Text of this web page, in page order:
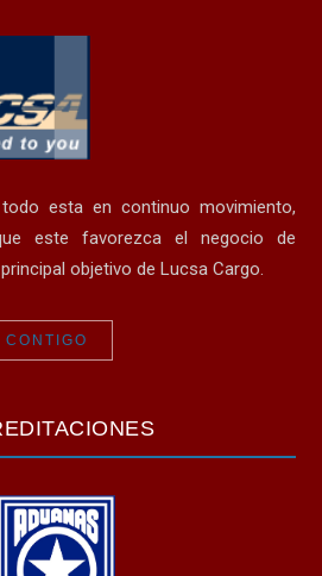
esta en continuo movimiento,
este favorezca el negocio de
objetivo de Lucsa Cargo.